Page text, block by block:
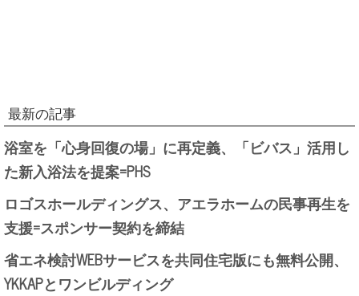
最新の記事
浴室を「心身回復の場」に再定義、「ビバス」活用し
た新入浴法を提案=PHS
ロゴスホールディングス、アエラホームの民事再生を
支援=スポンサー契約を締結
省エネ検討WEBサービスを共同住宅版にも無料公開、
YKKAPとワンビルディング